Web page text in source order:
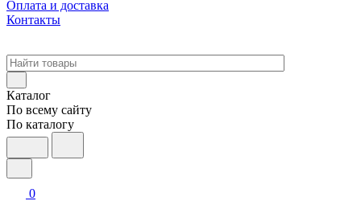
Оплата и доставка
Контакты
Каталог
По всему сайту
По каталогу
0